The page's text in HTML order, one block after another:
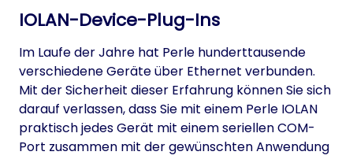
IOLAN-Device-Plug-Ins
Im Laufe der Jahre hat Perle hunderttausende
verschiedene Geräte über Ethernet verbunden.
Mit der Sicherheit dieser Erfahrung können Sie sich
darauf verlassen, dass Sie mit einem Perle IOLAN
praktisch jedes Gerät mit einem seriellen COM-
Port zusammen mit der gewünschten Anwendung